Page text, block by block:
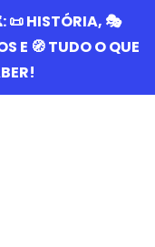
📜 HISTÓRIA, 🎭
E 🧭 TUDO O QUE